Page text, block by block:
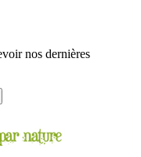
nos dernières